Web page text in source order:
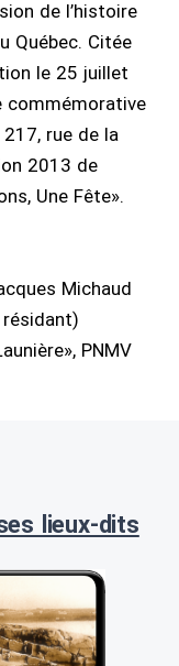
de l’histoire
Québec. Citée
le 25 juillet
commémorative
rue de la
2013 de
Une Fête».
Michaud
résidant)
PNMV
lieux-dits